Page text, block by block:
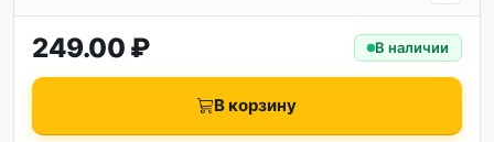
249.00 ₽ В наличии
В корзину